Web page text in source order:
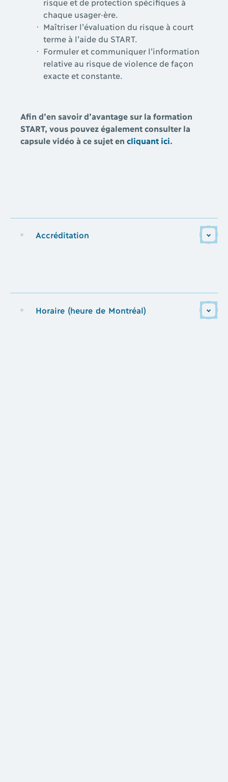
risque et de protection spécifiques à
chaque usager·ère.
Maîtriser l’évaluation du risque à court
terme à l’aide du START.
Formuler et communiquer l’information
relative au risque de violence de façon
exacte et constante.
Afin d’en savoir d’avantage sur la formation
START, vous pouvez également consulter la
capsule vidéo à ce sujet en cliquant ici.
Accréditation
Horaire (heure de Montréal)